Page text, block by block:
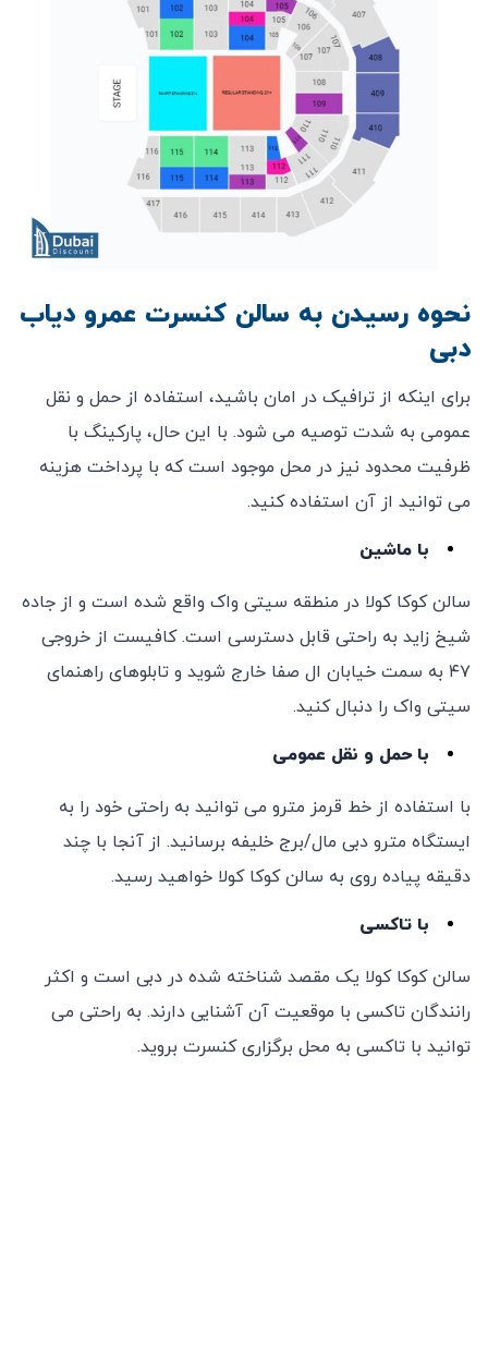
نحوه رسیدن به سالن کنسرت عمرو دیاب
دبی
برای اینکه از ترافیک در امان باشید، استفاده از حمل و نقل
عمومی به شدت توصیه می شود. با این حال، پارکینگ با
ظرفیت محدود نیز در محل موجود است که با پرداخت هزینه
می توانید از آن استفاده کنید.
با ماشین
سالن کوکا کولا در منطقه سیتی واک واقع شده است و از جاده
شیخ زاید به راحتی قابل دسترسی است. کافیست از خروجی
۴۷ به سمت خیابان ال صفا خارج شوید و تابلوهای راهنمای
سیتی واک را دنبال کنید.
با حمل و نقل عمومی
با استفاده از خط قرمز مترو می توانید به راحتی خود را به
ایستگاه مترو دبی مال/برج خلیفه برسانید. از آنجا با چند
دقیقه پیاده روی به سالن کوکا کولا خواهید رسید.
با تاکسی
سالن کوکا کولا یک مقصد شناخته شده در دبی است و اکثر
رانندگان تاکسی با موقعیت آن آشنایی دارند. به راحتی می
توانید با تاکسی به محل برگزاری کنسرت بروید.